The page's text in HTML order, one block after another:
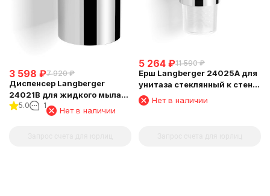
3 598 ₽7 920 ₽
Диспенсер Langberger
24021B для жидкого мыла
хромированный к стене
5.0 1
Нет в наличии
5 264 ₽11 590 ₽
Ерш Langberger 24025A для
унитаза стеклянный к стене
круглый
Нет в наличии